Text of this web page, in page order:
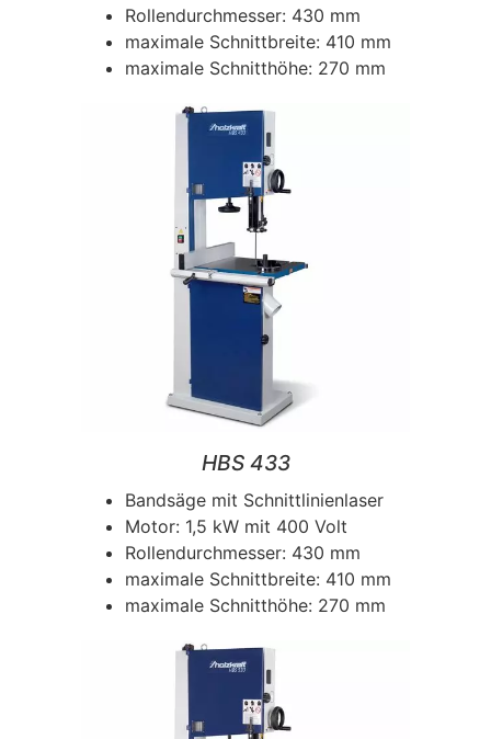
Rollendurchmesser: 430 mm
maximale Schnittbreite: 410 mm
maximale Schnitthöhe: 270 mm
HBS 433
Bandsäge mit Schnittlinienlaser
Motor: 1,5 kW mit 400 Volt
Rollendurchmesser: 430 mm
maximale Schnittbreite: 410 mm
maximale Schnitthöhe: 270 mm